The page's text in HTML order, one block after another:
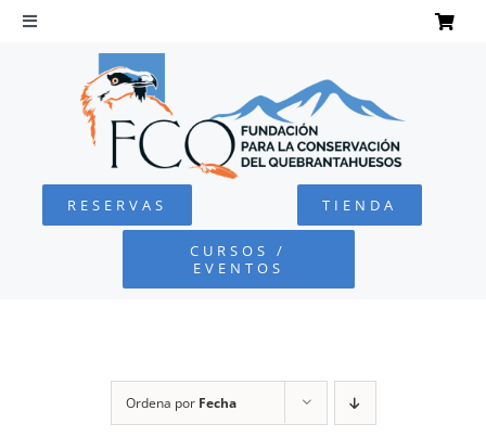
Saltar
Toggle
Navigation
QUEBRANTAHUESOS
FUNDACIÓN
RESERVAS TIENDA
CURSOS /
EVENTOS
Ordena por Fecha